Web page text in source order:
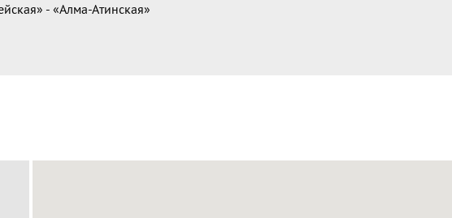
- «Алма-Атинская»